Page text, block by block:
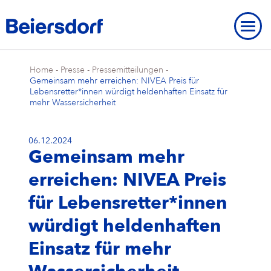
Über uns
Unsere Strategie
Unser Purpose
Unsere Core Values
Unser Management Team
UNSERE STANDORTE
Unsere Standorte
Beiersdorf Weltweit
Unser Hauptsitz „Campus“
Unsere Hamburger Standorte
UNSERE FORSCHUNG
Unsere Forschung
Unsere Arbeitsweise
Unsere Studien & Publikationen
UNSERE GESCHICHTE
Unsere Geschichte
UNSERE MARKEN
Unsere Marken
NIVEA
Eucerin
Hansaplast / Elastoplast / CURITAS
MARKENGESCHICHTE
Markengeschichte
NIVEA
STRATEGISCHER RAHMEN
Strategischer Rahmen
Ziele & Ergebnisse
Produkttransparenz
UMWELT
Umwelt
Für das Klima
INKLUSION & GESELLSCHAFT
Inklusion & Gesellschaft
BERICHTE & RICHTLINIEN
INNOVATIONEN
Innovationen
ÜBERBLICK
AKTIE
ÜBERBLICK
Home - Presse - Pressemitteilungen -
Gemeinsam mehr erreichen: NIVEA Preis für
Lebensretter*innen würdigt heldenhaften Einsatz für
mehr Wassersicherheit
06.12.2024
Gemeinsam mehr
erreichen: NIVEA Preis
für Lebensretter*innen
würdigt heldenhaften
Einsatz für mehr